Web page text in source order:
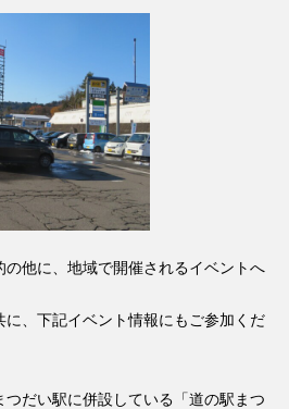
他に、地域で開催されるイベントへ
に、下記イベント情報にもご参加くだ
つだい駅に併設している「道の駅まつ